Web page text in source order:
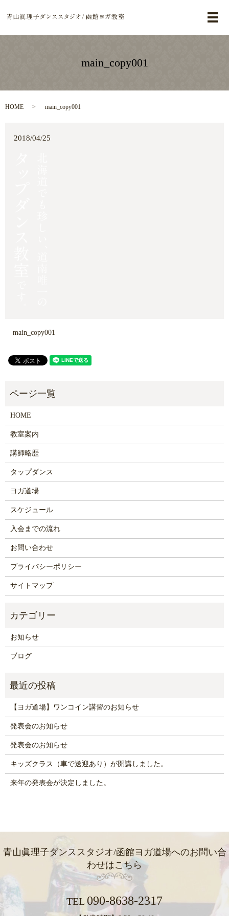
メ
main_copy001
HOME main_copy001
2018/04/25
main_copy001
HOME
教室案内
講師略歴
タップダンス
ヨガ道場
スケジュール
入会までの流れ
お問い合わせ
プライバシーポリシー
サイトマップ
お知らせ
ブログ
【ヨガ道場】ワンコイン講習のお知らせ
発表会のお知らせ
発表会のお知らせ
キッズクラス（車で送迎あり）が開講しました。
来年の発表会が決定しました。
青山眞理子ダンススタジオ/函館ヨガ道場へのお問い合
わせはこちら
TEL 090-8638-2317